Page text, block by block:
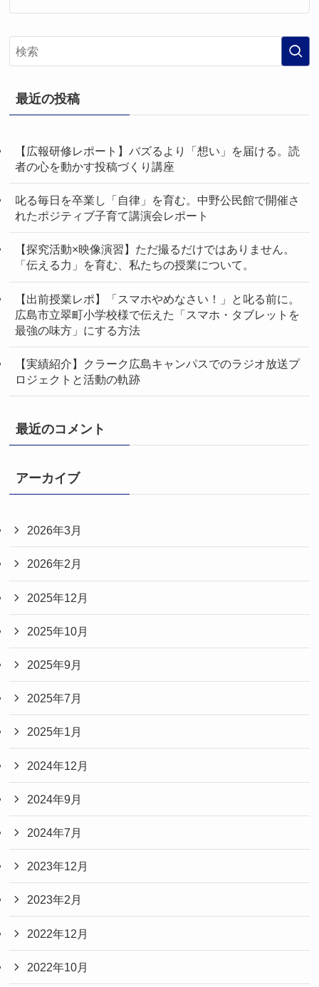
最近の投稿
【広報研修レポート】バズるより「想い」を届ける。読
者の心を動かす投稿づくり講座
叱る毎日を卒業し「自律」を育む。中野公民館で開催さ
れたポジティブ子育て講演会レポート
【探究活動×映像演習】ただ撮るだけではありません。
「伝える力」を育む、私たちの授業について。
【出前授業レポ】「スマホやめなさい！」と叱る前に。
広島市立翠町小学校様で伝えた「スマホ・タブレットを
最強の味方」にする方法
【実績紹介】クラーク広島キャンパスでのラジオ放送プ
ロジェクトと活動の軌跡
最近のコメント
アーカイブ
2026年3月
2026年2月
2025年12月
2025年10月
2025年9月
2025年7月
2025年1月
2024年12月
2024年9月
2024年7月
2023年12月
2023年2月
2022年12月
2022年10月